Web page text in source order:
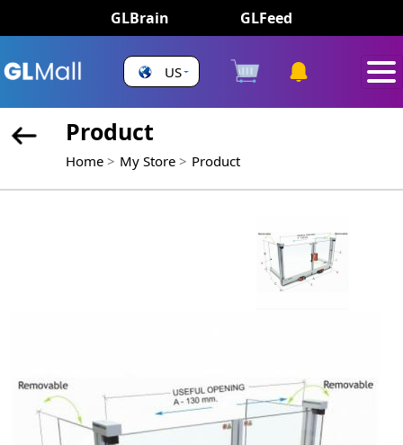
GLBrain GLFeed
US
Product
Home My Store Product